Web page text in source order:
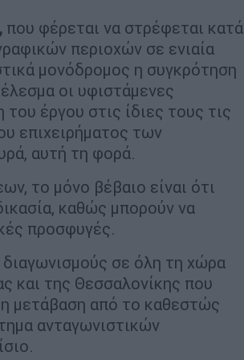
που φέρεται να στρέφεται κατά
περιοχών σε ενιαία
μονόδρομος η συγκρότηση
οι υφιστάμενες
έργου στις ίδιες τους τις
επιχειρήματος των
αυτή τη φορά.
το μόνο βέβαιο είναι ότι
καθώς μπορούν να
προσφυγές.
σε όλη τη χώρα
και της Θεσσαλονίκης που
μετάβαση από το καθεστώς
ανταγωνιστικών